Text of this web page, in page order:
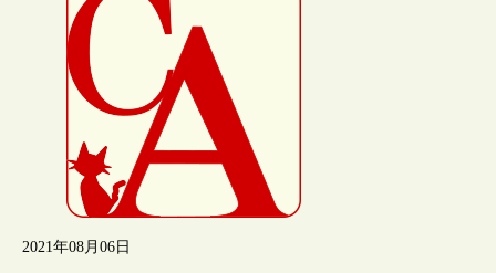
2021年08月06日